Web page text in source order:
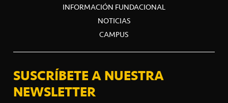
INFORMACIÓN FUNDACIONAL
NOTICIAS
CAMPUS
SUSCRÍBETE A NUESTRA
NEWSLETTER